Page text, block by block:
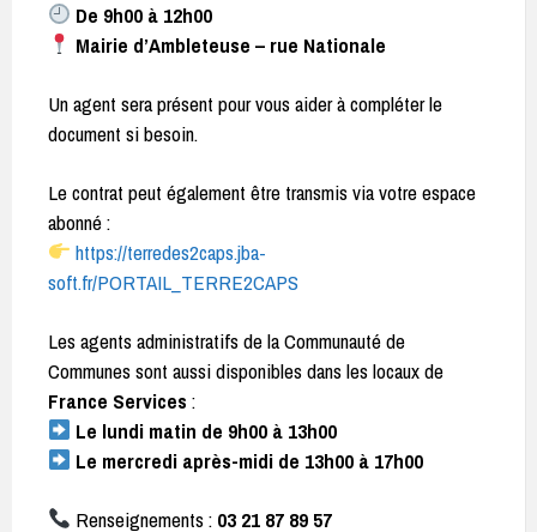
De 9h00 à 12h00
Mairie d’Ambleteuse – rue Nationale
Un agent sera présent pour vous aider à compléter le
document si besoin.
Le contrat peut également être transmis via votre espace
abonné :
https://terredes2caps.jba-
soft.fr/PORTAIL_TERRE2CAPS
Les agents administratifs de la Communauté de
Communes sont aussi disponibles dans les locaux de
France Services :
Le lundi matin de 9h00 à 13h00
Le mercredi après-midi de 13h00 à 17h00
Renseignements : 03 21 87 89 57